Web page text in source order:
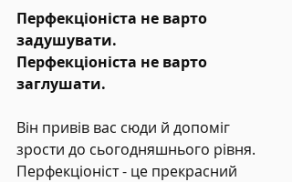
Перфекціоніста не варто
задушувати.
Перфекціоніста не варто
заглушати.
Він привів вас сюди й допоміг
зрости до сьогодняшнього рівня.
Перфекціоніст - це прекрасний